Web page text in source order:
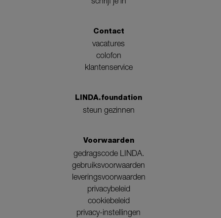
Contact
vacatures
colofon
klantenservice
LINDA.foundation
steun gezinnen
Voorwaarden
gedragscode LINDA.
gebruiksvoorwaarden
leveringsvoorwaarden
privacybeleid
cookiebeleid
privacy-instellingen